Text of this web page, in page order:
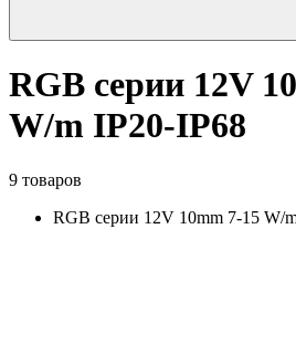
RGB серии 12V
W/m IP20-IP68
9 товаров
RGB серии 12V 10mm 7-15 W/